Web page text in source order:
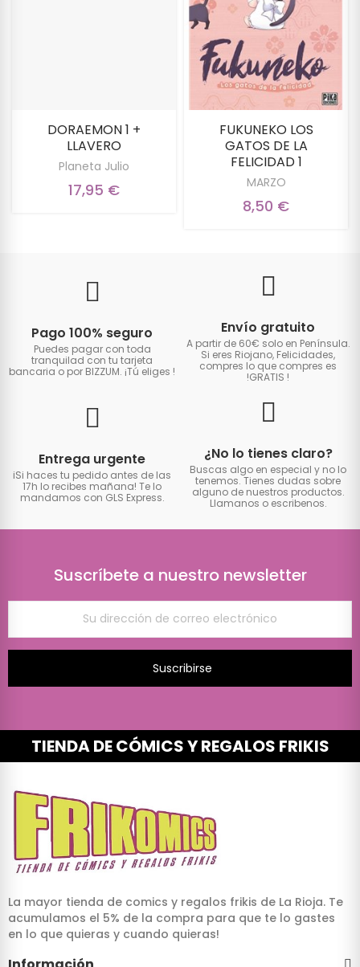
DORAEMON 1 +
LLAVERO
Planeta Julio
17,95 €
FUKUNEKO LOS
GATOS DE LA
FELICIDAD 1
MARZO
8,50 €
Pago 100% seguro
Puedes pagar con toda
tranquilad con tu tarjeta
bancaria o por BIZZUM. ¡Tú eliges !
Envío gratuito
A partir de 60€ solo en Península.
Si eres Riojano, Felicidades,
compres lo que compres es
!GRATIS !
Entrega urgente
iSi haces tu pedido antes de las
17h lo recibes mañana! Te lo
mandamos con GLS Express.
¿No lo tienes claro?
Buscas algo en especial y no lo
tenemos. Tienes dudas sobre
alguno de nuestros productos.
Llamanos o escribenos.
Suscríbete a nuestro newsletter
Suscribirse
TIENDA DE CÓMICS Y REGALOS FRIKIS
La mayor tienda de comics y regalos frikis de La Rioja. Te
acumulamos el 5% de la compra para que te lo gastes
en lo que quieras y cuando quieras!